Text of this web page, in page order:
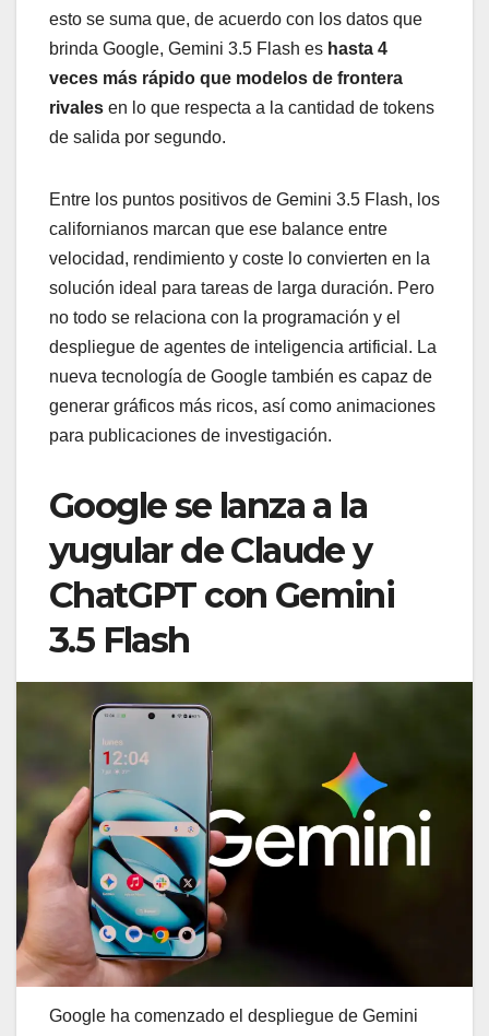
esto se suma que, de acuerdo con los datos que
brinda Google, Gemini 3.5 Flash es hasta 4
veces más rápido que modelos de frontera
rivales en lo que respecta a la cantidad de tokens
de salida por segundo.
Entre los puntos positivos de Gemini 3.5 Flash, los
californianos marcan que ese balance entre
velocidad, rendimiento y coste lo convierten en la
solución ideal para tareas de larga duración. Pero
no todo se relaciona con la programación y el
despliegue de agentes de inteligencia artificial. La
nueva tecnología de Google también es capaz de
generar gráficos más ricos, así como animaciones
para publicaciones de investigación.
Google se lanza a la
yugular de Claude y
ChatGPT con Gemini
3.5 Flash
Google ha comenzado el despliegue de Gemini